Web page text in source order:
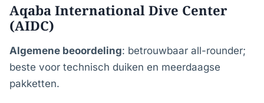
Aqaba International Dive Center
(AIDC)
Algemene beoordeling: betrouwbaar all-rounder;
beste voor technisch duiken en meerdaagse
pakketten.